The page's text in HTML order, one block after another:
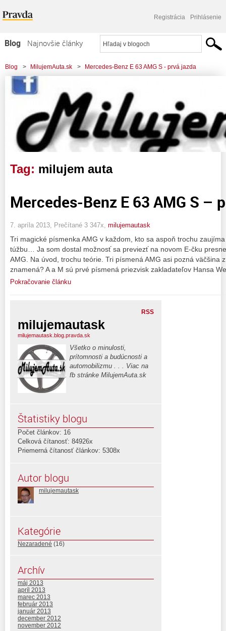
Registrácia Prihlásenie
Blog
Najnovšie články
Najčítanejšie články
Najkomentovanejšie články
Komerčné blogy
Blog > MilujemAuta.sk > Mercedes-Benz E 63 AMG S - prvá jazda
Tag: milujem auta
Mercedes-Benz E 63 AMG S –
7. apríla 2013, Prečítané 3 347x, milujemautask
Tri magické písmenka AMG v každom, kto sa aspoň trochu
túžbu… Ja som dostal možnosť sa previezť na novom E-čku
AMG. Na úvod, trochu teórie. Tri písmená AMG asi pozná väčšina
znamená? A a M sú prvé písmená priezvisk zakladateľov Hansa
Pokračovanie článku
RSS
milujemautask
milujemautask.blog.pravda.sk
Všetko o minulosti,
prítomnosti a budúcnosti a
automobilizmu . . . Viac na
fb stránke MilujemAuta.sk
Štatistiky blogu
Počet článkov: 16
Celková čítanosť: 84926x
Priemerná čítanosť článkov: 5308x
Autor blogu
milujemautask
Kategórie
Nezaradené (16)
Archív
máj 2013
apríl 2013
marec 2013
február 2013
január 2013
december 2012
november 2012